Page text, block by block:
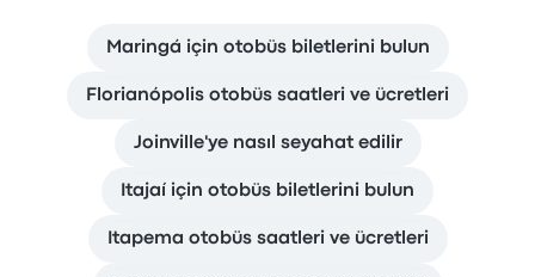
Maringá için otobüs biletlerini bulun
Florianópolis otobüs saatleri ve ücretleri
Joinville'ye nasıl seyahat edilir
Itajaí için otobüs biletlerini bulun
Itapema otobüs saatleri ve ücretleri